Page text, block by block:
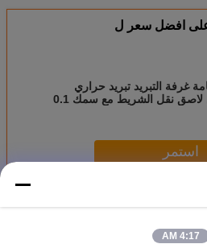
افضل سعر ل
غرفة التبريد تبريد حراري
موصل لاصق نقل الشريط مع سمك 0.1
استمر
4:17 AM